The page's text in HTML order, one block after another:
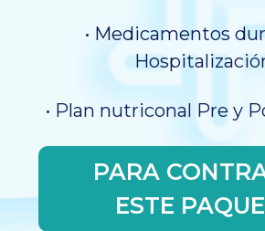
• Medicamentos
• Plan nutriconal Pre y
PARA
ESTE